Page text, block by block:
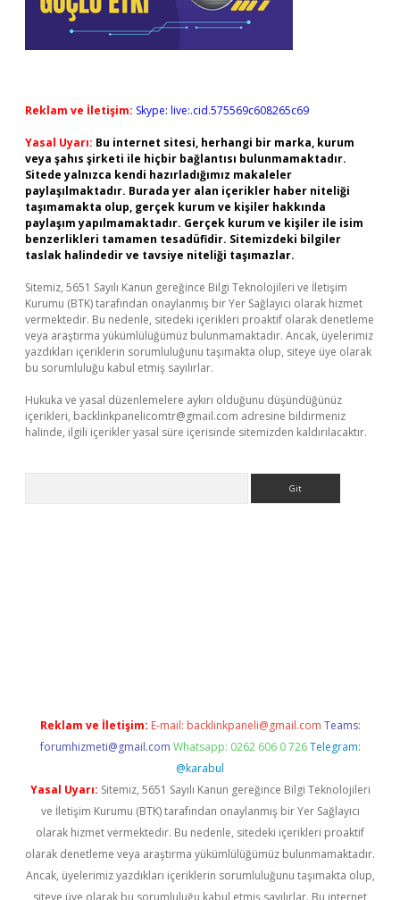
Reklam ve İletişim: Skype: live:.cid.575569c608265c69
Yasal Uyarı: Bu internet sitesi, herhangi bir marka, kurum
veya şahıs şirketi ile hiçbir bağlantısı bulunmamaktadır.
Sitede yalnızca kendi hazırladığımız makaleler
paylaşılmaktadır. Burada yer alan içerikler haber niteliği
taşımamakta olup, gerçek kurum ve kişiler hakkında
paylaşım yapılmamaktadır. Gerçek kurum ve kişiler ile isim
benzerlikleri tamamen tesadüfidir. Sitemizdeki bilgiler
taslak halindedir ve tavsiye niteliği taşımazlar.
Sitemiz, 5651 Sayılı Kanun gereğince Bilgi Teknolojileri ve İletişim
Kurumu (BTK) tarafından onaylanmış bir Yer Sağlayıcı olarak hizmet
vermektedir. Bu nedenle, sitedeki içerikleri proaktif olarak denetleme
veya araştırma yükümlülüğümüz bulunmamaktadır. Ancak, üyelerimiz
yazdıkları içeriklerin sorumluluğunu taşımakta olup, siteye üye olarak
bu sorumluluğu kabul etmiş sayılırlar.
Hukuka ve yasal düzenlemelere aykırı olduğunu düşündüğünüz
içerikleri, backlinkpanelicomtr@gmail.com adresine bildirmeniz
halinde, ilgili içerikler yasal süre içerisinde sitemizden kaldırılacaktır.
Reklam ve İletişim: E-mail: backlinkpaneli@gmail.com Teams:
forumhizmeti@gmail.com Whatsapp: 0262 606 0 726 Telegram:
@karabul
Yasal Uyarı: Sitemiz, 5651 Sayılı Kanun gereğince Bilgi Teknolojileri
ve İletişim Kurumu (BTK) tarafından onaylanmış bir Yer Sağlayıcı
olarak hizmet vermektedir. Bu nedenle, sitedeki içerikleri proaktif
olarak denetleme veya araştırma yükümlülüğümüz bulunmamaktadır.
Ancak, üyelerimiz yazdıkları içeriklerin sorumluluğunu taşımakta olup,
siteye üye olarak bu sorumluluğu kabul etmiş sayılırlar. Bu internet